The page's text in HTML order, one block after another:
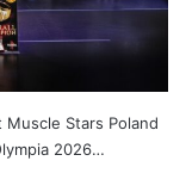
Muscle Stars Poland
2026…